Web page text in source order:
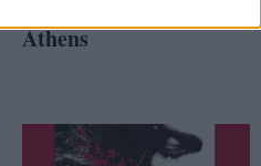
Athens